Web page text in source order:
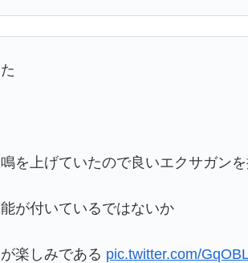
を上げていたので良いエクサガンを
が付いているではないか
楽しみである‍ pic.twitter.com/